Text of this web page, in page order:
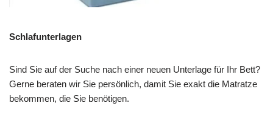
Schlafunterlagen
Sind Sie auf der Suche nach einer neuen Unterlage für Ihr Bett?
Gerne beraten wir Sie persönlich, damit Sie exakt die Matratze
bekommen, die Sie benötigen.